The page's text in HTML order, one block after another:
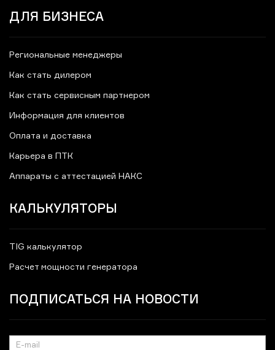
ДЛЯ БИЗНЕСА
Региональные менеджеры
Как стать дилером
Как стать сервисным партнером
Информация для клиентов
Оплата и доставка
Карьера в ПТК
Аппараты с аттестацией НАКС
КАЛЬКУЛЯТОРЫ
TIG калькулятор
Расчет мощности генератора
ПОДПИСАТЬСЯ НА НОВОСТИ